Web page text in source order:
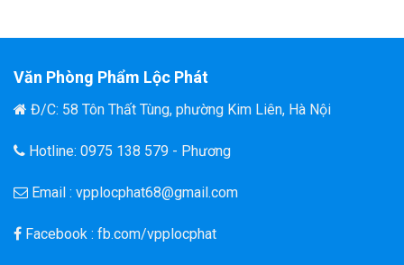
Văn Phòng Phẩm Lộc Phát
Đ/C: 58 Tôn Thất Tùng, phường Kim Liên, Hà Nội
Hotline: 0975 138 579 - Phương
Email : vpplocphat68@gmail.com
Facebook : fb.com/vpplocphat